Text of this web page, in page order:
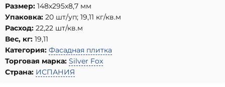
Размер: 148х295х8,7 мм
Упаковка: 20 шт/уп; 19,11 кг/кв.м
Расход: 22,22 шт/кв.м
Вес, кг: 19,11
Категория: Фасадная плитка
Торговая марка: Silver Fox
Страна: ИСПАНИЯ